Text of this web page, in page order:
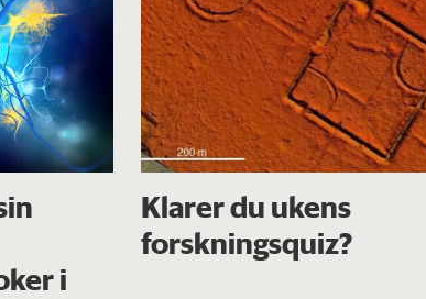
i
Klarer du ukens
forskningsquiz?